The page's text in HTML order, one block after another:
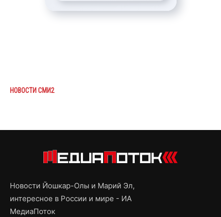
НОВОСТИ СМИ2
Новости Йошкар-Олы и Марий Эл,
интересное в России и мире - ИА
МедиаПоток